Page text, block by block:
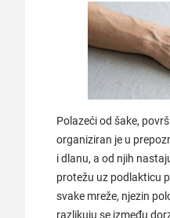
Polazeći od šake,
organiziran je u
i dlanu, a od njih
protežu uz podlakticu
svake mreže, njezin
razlikuju se između